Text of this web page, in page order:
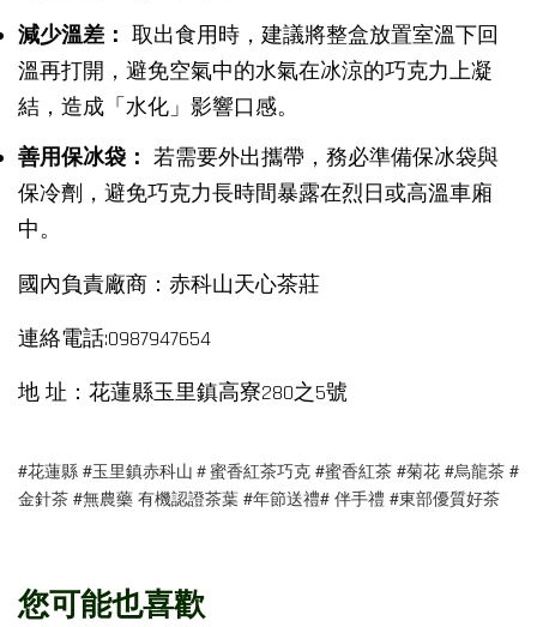
減少溫差： 取出食用時，建議將整盒放置室溫下回
溫再打開，避免空氣中的水氣在冰涼的巧克力上凝
結，造成「水化」影響口感。
善用保冰袋： 若需要外出攜帶，務必準備保冰袋與
保冷劑，避免巧克力長時間暴露在烈日或高溫車廂
中。
國內負責廠商：赤科山天心茶莊
連絡電話:0987947654
地 址：花蓮縣玉里鎮高寮280之5號
#花蓮縣 #玉里鎮赤科山＃蜜香紅茶巧克 #蜜香紅茶 #菊花 #烏龍茶 #
金針茶 #無農藥 有機認證茶葉 #年節送禮# 伴手禮 #東部優質好茶
您可能也喜歡